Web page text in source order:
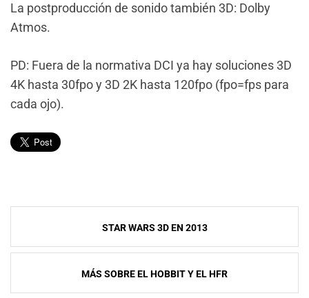
La postproducción de sonido también 3D: Dolby
Atmos.
PD: Fuera de la normativa DCI ya hay soluciones 3D
4K hasta 30fpo y 3D 2K hasta 120fpo (fpo=fps para
cada ojo).
Navegación
de
STAR WARS 3D EN 2013
MÁS SOBRE EL HOBBIT Y EL HFR